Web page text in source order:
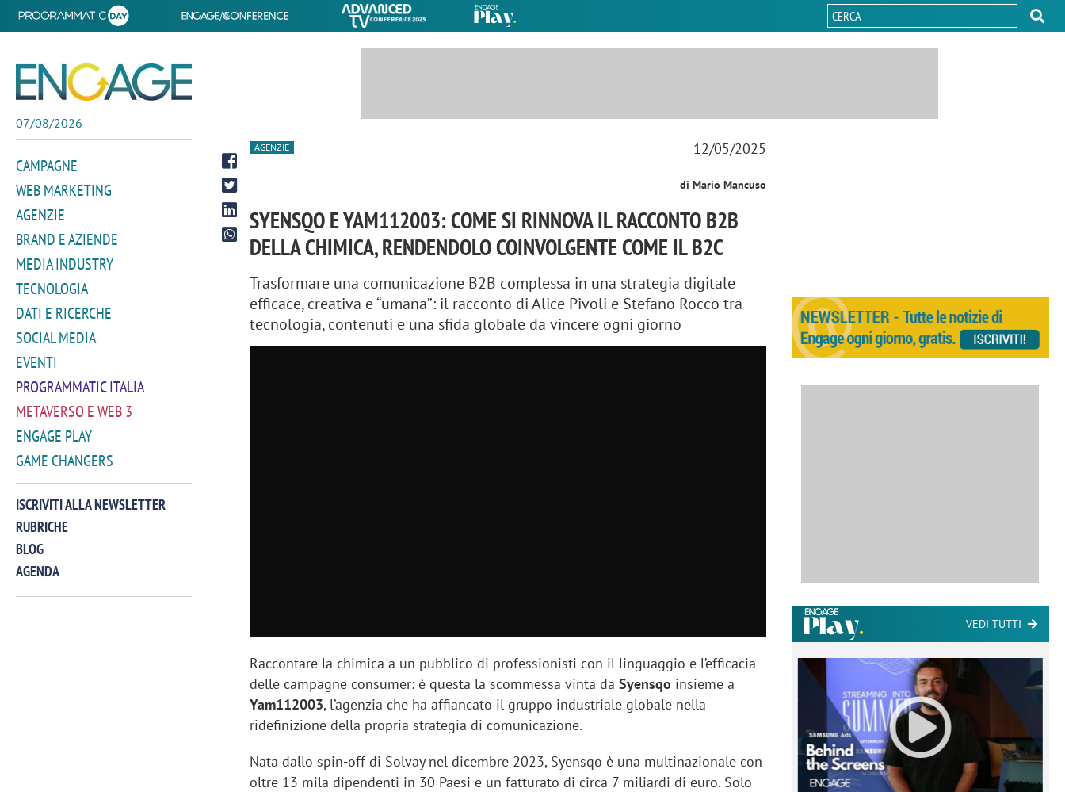
07/08/2026
CAMPAGNE
WEB MARKETING
AGENZIE
BRAND E AZIENDE
MEDIA INDUSTRY
TECNOLOGIA
DATI E RICERCHE
SOCIAL MEDIA
EVENTI
PROGRAMMATIC ITALIA
METAVERSO E WEB 3
ENGAGE PLAY
GAME CHANGERS
ISCRIVITI ALLA NEWSLETTER
RUBRICHE
BLOG
AGENDA
AGENZIE 12/05/2025
di Mario Mancuso
SYENSQO E YAM112003: COME SI RINNOVA IL RACCONTO B2B
DELLA CHIMICA, RENDENDOLO COINVOLGENTE COME IL B2C
Trasformare una comunicazione B2B complessa in una strategia digitale
efficace, creativa e “umana”: il racconto di Alice Pivoli e Stefano Rocco tra
tecnologia, contenuti e una sfida globale da vincere ogni giorno
Raccontare la chimica a un pubblico di professionisti con il linguaggio e l’efficacia
delle campagne consumer: è questa la scommessa vinta daSyensqo insieme a
Yam112003, l’agenzia che ha affiancato il gruppo industriale globale nella
ridefinizione della propria strategia di comunicazione.
Nata dallo spin-off di Solvay nel dicembre 2023, Syensqo è una multinazionale con
oltre 13 mila dipendenti in 30 Paesi e un fatturato di circa 7 miliardi di euro. Solo
VEDI TUTTI